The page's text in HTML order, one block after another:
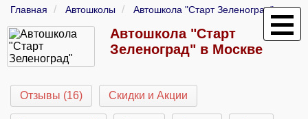
Главная Автошколы Автошкола "Старт Зеленоград"
Автошкола "Старт
Зеленоград" в Москве
Отзывы (16) Скидки и Акции